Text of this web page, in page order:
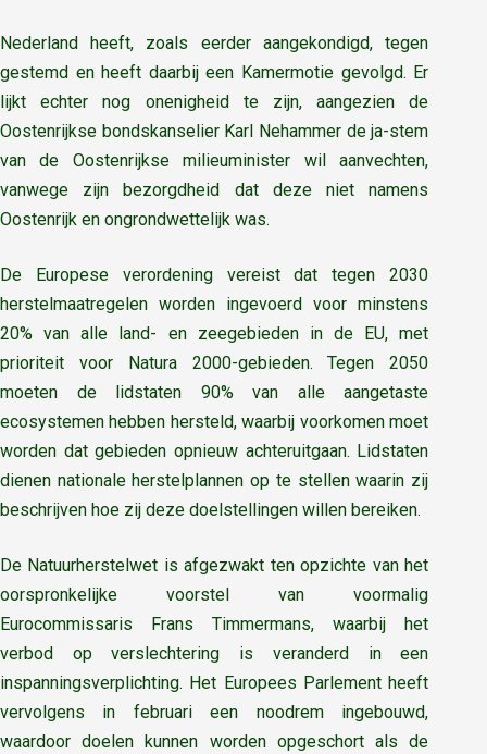
Nederland heeft, zoals eerder aangekondigd, tegen
gestemd en heeft daarbij een Kamermotie gevolgd. Er
lijkt echter nog onenigheid te zijn, aangezien de
Oostenrijkse bondskanselier Karl Nehammer de ja-stem
van de Oostenrijkse milieuminister wil aanvechten,
vanwege zijn bezorgdheid dat deze niet namens
Oostenrijk en ongrondwettelijk was.
De Europese verordening vereist dat tegen 2030
herstelmaatregelen worden ingevoerd voor minstens
20% van alle land- en zeegebieden in de EU, met
prioriteit voor Natura 2000-gebieden. Tegen 2050
moeten de lidstaten 90% van alle aangetaste
ecosystemen hebben hersteld, waarbij voorkomen moet
worden dat gebieden opnieuw achteruitgaan. Lidstaten
dienen nationale herstelplannen op te stellen waarin zij
beschrijven hoe zij deze doelstellingen willen bereiken.
De Natuurherstelwet is afgezwakt ten opzichte van het
oorspronkelijke voorstel van voormalig
Eurocommissaris Frans Timmermans, waarbij het
verbod op verslechtering is veranderd in een
inspanningsverplichting. Het Europees Parlement heeft
vervolgens in februari een noodrem ingebouwd,
waardoor doelen kunnen worden opgeschort als de